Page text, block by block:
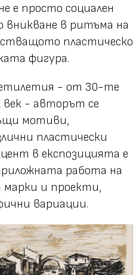
е просто социален
вникване в ритъма на
пластическо
фигура.
- от 30-те
век - авторът се
мотиви,
пластически
в експозицията е
работа на
марки и проекти,
вариации.